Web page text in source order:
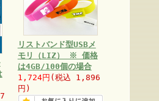
リストバンド型USBメ
モリ（LIZ） ※ 価格
は4GB/100個の場合
1,724円 (税込 1,896
円)